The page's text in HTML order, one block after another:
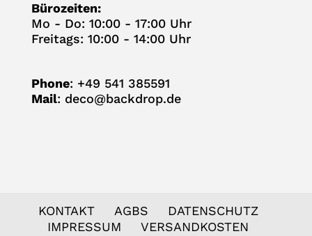
Büro­zei­ten:
Mo - Do: 10:00 - 17:00 Uhr
Frei­tags: 10:00 - 14:00 Uhr
Phone: +49 541 385591
Mail: deco@backdrop.de
KON­TAKT AGBS
DATEN­SCHUTZ
IMPRES­SUM
VER­SAND­KOS­TEN